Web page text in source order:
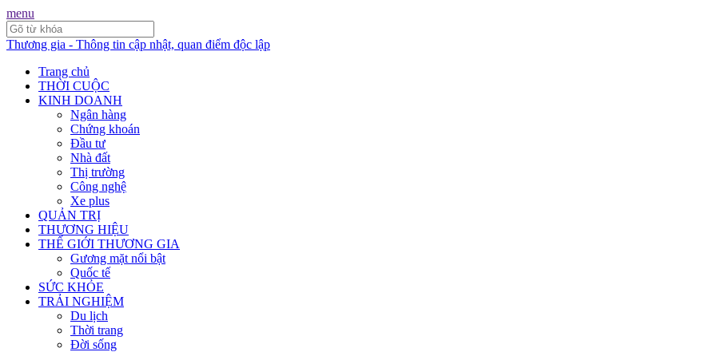
menu
Thương gia - Thông tin cập nhật, quan điểm độc lập
Trang chủ
THỜI CUỘC
KINH DOANH
Ngân hàng
Chứng khoán
Đầu tư
Nhà đất
Thị trường
Công nghệ
Xe plus
QUẢN TRỊ
THƯƠNG HIỆU
THẾ GIỚI THƯƠNG GIA
Gương mặt nổi bật
Quốc tế
SỨC KHỎE
TRẢI NGHIỆM
Du lịch
Thời trang
Đời sống